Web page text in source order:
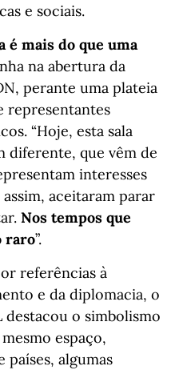
e sociais.
é mais do que uma
na abertura da
perante uma plateia
representantes
“Hoje, esta sala
diferente, que vêm de
interesses
aceitaram parar
Nos tempos que
raro”.
referências à
e da diplomacia, o
o simbolismo
espaço,
países, algumas